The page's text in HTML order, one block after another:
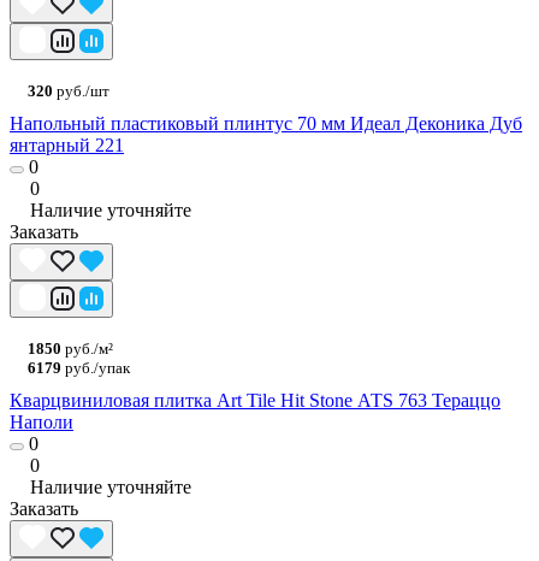
320 руб./шт
Напольный пластиковый плинтус 70 мм Идеал Деконика Дуб
янтарный 221
0
0
Наличие уточняйте
Заказать
1850 руб./м²
6179 руб./упак
Кварцвиниловая плитка Art Tile Hit Stone АТS 763 Тераццо
Наполи
0
0
Наличие уточняйте
Заказать